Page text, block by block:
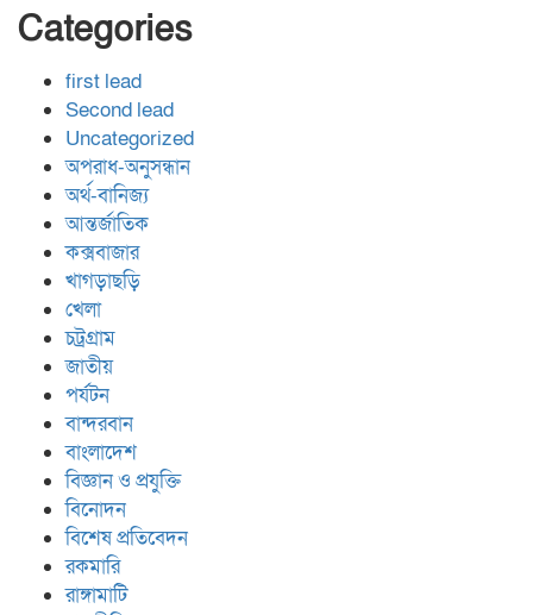
Categories
first lead
Second lead
Uncategorized
অপরাধ-অনুসন্ধান
অর্থ-বানিজ্য
আন্তর্জাতিক
কক্সবাজার
খাগড়াছড়ি
খেলা
চট্রগ্রাম
জাতীয়
পর্যটন
বান্দরবান
বাংলাদেশ
বিজ্ঞান ও প্রযুক্তি
বিনোদন
বিশেষ প্রতিবেদন
রকমারি
রাঙ্গামাটি